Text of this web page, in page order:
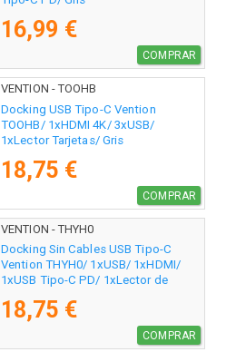
16,99 €
COMPRAR
VENTION - TOOHB
Docking USB Tipo-C Vention
TOOHB/ 1xHDMI 4K/ 3xUSB/
1xLector Tarjetas/ Gris
18,75 €
COMPRAR
VENTION - THYH0
Docking Sin Cables USB Tipo-C
Vention THYH0/ 1xUSB/ 1xHDMI/
1xUSB Tipo-C PD/ 1xLector de
18,75 €
COMPRAR